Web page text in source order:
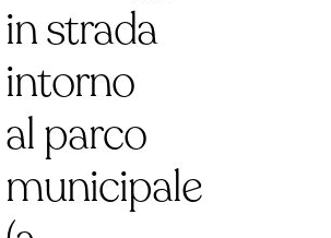
in strada
intorno
al parco
municipale